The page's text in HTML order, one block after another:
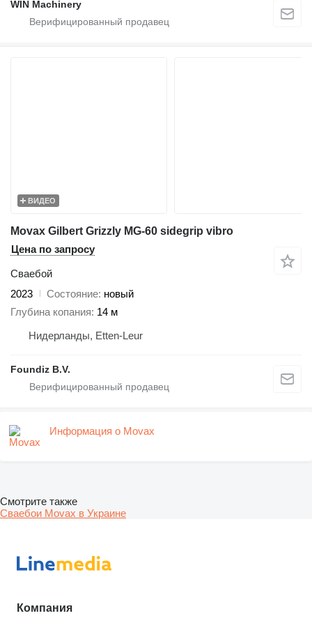
WIN Machinery
ВИДЕО
Movax Gilbert Grizzly MG-60 sidegrip vibro
Цена по запросу
Сваебой
2023
Состояние новый
Глубина копания 14 м
Нидерланды, Etten-Leur
Foundiz B.V.
Информация о Movax
Смотрите также
Сваебои Movax в Украине
Компания